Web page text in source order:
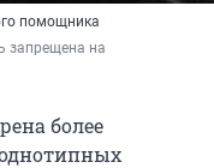
помощника
запрещена на
более